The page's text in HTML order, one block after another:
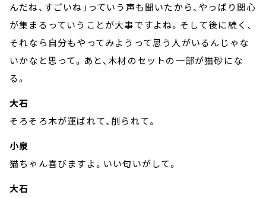
んだね、すごいね」っていう声も聞いたから、やっぱり関心
が集まるっていうことが大事ですよね。そして後に続く、
それなら自分もやってみようって思う人がいるんじゃな
いかなと思って。あと、木材のセットの一部が猫砂にな
る。
大石
そろそろ木が運ばれて、削られて。
小泉
猫ちゃん喜びますよ。いい匂いがして。
大石